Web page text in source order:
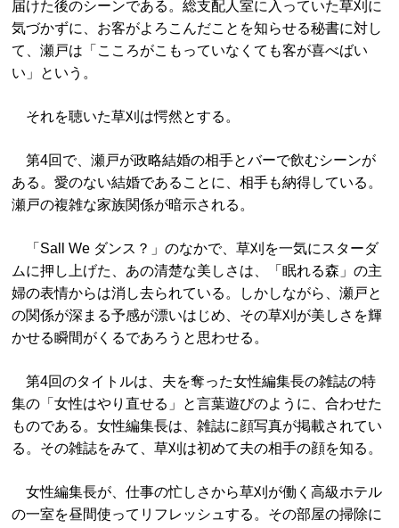
届けた後のシーンである。総支配人室に入っていた草刈に
気づかずに、お客がよろこんだことを知らせる秘書に対し
て、瀬戸は「こころがこもっていなくても客が喜べばい
い」という。
それを聴いた草刈は愕然とする。
第4回で、瀬戸が政略結婚の相手とバーで飲むシーンが
ある。愛のない結婚であることに、相手も納得している。
瀬戸の複雑な家族関係が暗示される。
「Sall We ダンス？」のなかで、草刈を一気にスターダ
ムに押し上げた、あの清楚な美しさは、「眠れる森」の主
婦の表情からは消し去られている。しかしながら、瀬戸と
の関係が深まる予感が漂いはじめ、その草刈が美しさを輝
かせる瞬間がくるであろうと思わせる。
第4回のタイトルは、夫を奪った女性編集長の雑誌の特
集の「女性はやり直せる」と言葉遊びのように、合わせた
ものである。女性編集長は、雑誌に顔写真が掲載されてい
る。その雑誌をみて、草刈は初めて夫の相手の顔を知る。
女性編集長が、仕事の忙しさから草刈が働く高級ホテル
の一室を昼間使ってリフレッシュする。その部屋の掃除に